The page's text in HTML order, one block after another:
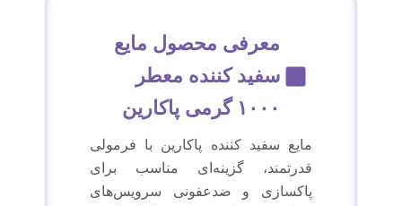
معرفی محصول مایع
سفید کننده معطر
۱۰۰۰ گرمی پاکارین
مایع سفید کننده پاکارین با فرمولی
قدرتمند، گزینه‌ای مناسب برای
پاکسازی و ضدعفونی سرویس‌های